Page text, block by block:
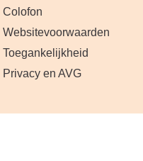
Colofon
Websitevoorwaarden
Toegankelijkheid
Privacy en AVG